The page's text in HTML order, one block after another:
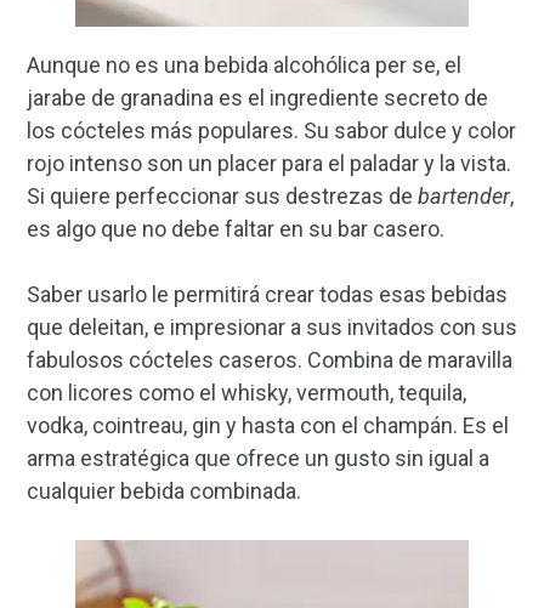
Aunque no es una bebida alcohólica per se, el
jarabe de granadina es el ingrediente secreto de
los cócteles más populares. Su sabor dulce y color
rojo intenso son un placer para el paladar y la vista.
Si quiere perfeccionar sus destrezas de bartender,
es algo que no debe faltar en su bar casero.
Saber usarlo le permitirá crear todas esas bebidas
que deleitan, e impresionar a sus invitados con sus
fabulosos cócteles caseros. Combina de maravilla
con licores como el whisky, vermouth, tequila,
vodka, cointreau, gin y hasta con el champán. Es el
arma estratégica que ofrece un gusto sin igual a
cualquier bebida combinada.